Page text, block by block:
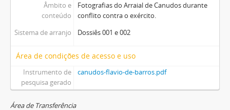
Âmbito e
conteúdo
Fotografias do Arraial de Canudos durante
conflito contra o exército.
Sistema de arranjo
Dossiês 001 e 002
Área de condições de acesso e uso
Instrumento de
pesquisa gerado
canudos-flavio-de-barros.pdf
Área de Transferência